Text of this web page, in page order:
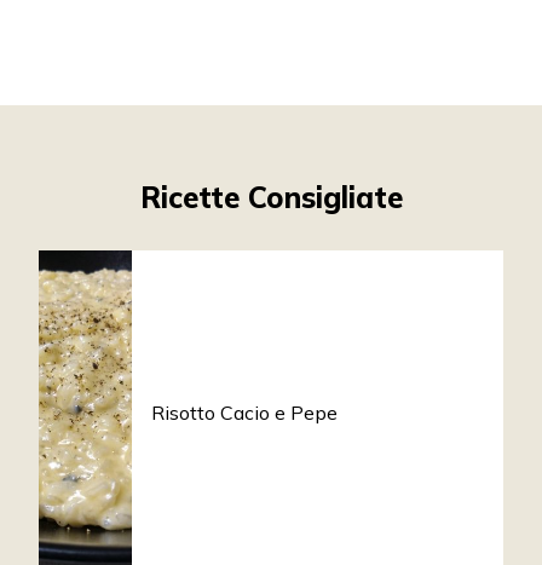
Ricette Consigliate
Risotto Cacio e Pepe